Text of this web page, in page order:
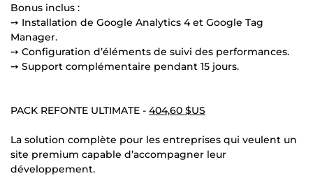
Bonus inclus :
➙ Installation de Google Analytics 4 et Google Tag
Manager.
➙ Configuration d’éléments de suivi des performances.
➙ Support complémentaire pendant 15 jours.
PACK REFONTE ULTIMATE - 404,60 $US
La solution complète pour les entreprises qui veulent un
site premium capable d’accompagner leur
développement.